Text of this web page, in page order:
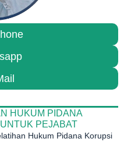
HUKUM PIDANA
PEJABAT
Hukum Pidana Korupsi